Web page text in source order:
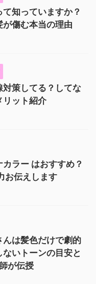
知っていますか？
傷む本当の理由
策してる？してな
リット紹介
ラー はおすすめ？
お伝えします
は髪色だけで劇的
いトーンの目安と
が伝授